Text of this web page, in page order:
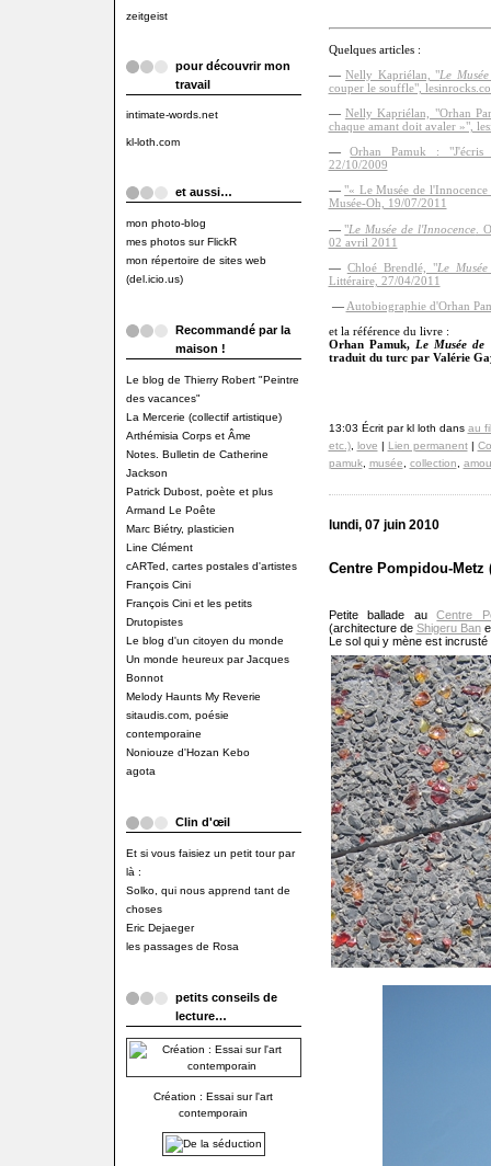
zeitgeist
pour découvrir mon
travail
intimate-words.net
kl-loth.com
et aussi…
mon photo-blog
mes photos sur FlickR
mon répertoire de sites web
(del.icio.us)
Recommandé par la
maison !
Le blog de Thierry Robert "Peintre
des vacances"
La Mercerie (collectif artistique)
Arthémisia Corps et Âme
Notes. Bulletin de Catherine
Jackson
Patrick Dubost, poète et plus
Armand Le Poête
Marc Biétry, plasticien
Line Clément
cARTed, cartes postales d'artistes
François Cini
François Cini et les petits
Drutopistes
Le blog d'un citoyen du monde
Un monde heureux par Jacques
Bonnot
Melody Haunts My Reverie
sitaudis.com, poésie
contemporaine
Noniouze d'Hozan Kebo
agota
Clin d'œil
Et si vous faisiez un petit tour par
là :
Solko, qui nous apprend tant de
choses
Eric Dejaeger
les passages de Rosa
petits conseils de
lecture…
Création : Essai sur l'art
contemporain
Quelques articles :
— Nelly Kapriélan, "Le
couper le souffle",
— Nelly Kapriélan, "Orhan
chaque amant doit avaler »",
—Orhan Pamuk : "J'écris
22/10/2009
—"« Le Musée de
Musée-Oh, 19/07/2011
—"Le Musée de l'Innocence.
02 avril 2011
— Chloé Brendlé, "Le
Littéraire, 27/04/2011
— Autobiographie d'Orhan
et la référence du livre :
Orhan Pamuk, Le Musée de
traduit du turc par Valérie
13:03 Écrit par kl loth dans au
etc.), love Lien permanent|
pamuk, musée, collection,
lundi, 07 juin 2010
Centre Pompidou-Metz
Petite ballade auCentre
(architecture de Shigeru Ban
Le sol qui y mène est